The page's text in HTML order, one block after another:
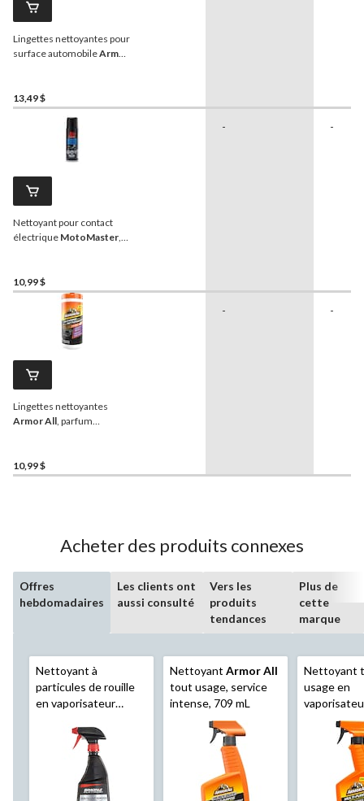
Lingettes nettoyantes pour
surface automobileArmor
technologie antitache, paq.
25
13,49 $
Nettoyant pour contact
électrique MotoMaster,
10,99 $
- -
Lingettes nettoyantes
Armor All, parfum
10,99 $
- -
Acheter des produits connexes
Offres
hebdomadaires
Les clients ont
aussi consulté
Vers les
produits
tendances
Plus de
cette
marque
Nettoyant à
particules de rouille
en vaporisateur
473 mL
Nettoyant Armor All
tout usage, service
intense, 709 mL
Nettoyant
usage en
, 473 mL